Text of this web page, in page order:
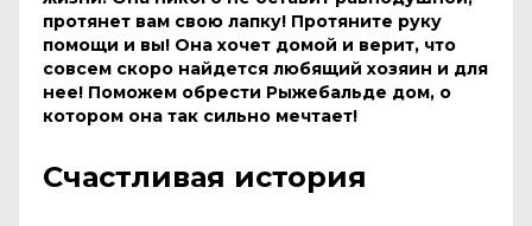
протянет вам свою лапку! Протяните руку
помощи и вы! Она хочет домой и верит, что
совсем скоро найдется любящий хозяин и для
нее! Поможем обрести Рыжебальде дом, о
котором она так сильно мечтает!
Счастливая история